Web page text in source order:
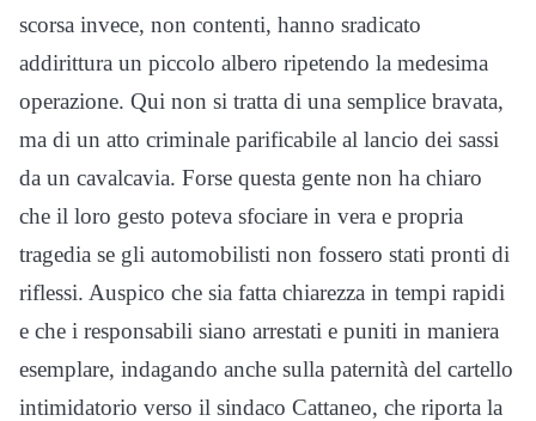
scorsa invece, non contenti, hanno sradicato
addirittura un piccolo albero ripetendo la medesima
operazione. Qui non si tratta di una semplice bravata,
ma di un atto criminale parificabile al lancio dei sassi
da un cavalcavia. Forse questa gente non ha chiaro
che il loro gesto poteva sfociare in vera e propria
tragedia se gli automobilisti non fossero stati pronti di
riflessi. Auspico che sia fatta chiarezza in tempi rapidi
e che i responsabili siano arrestati e puniti in maniera
esemplare, indagando anche sulla paternità del cartello
intimidatorio verso il sindaco Cattaneo, che riporta la